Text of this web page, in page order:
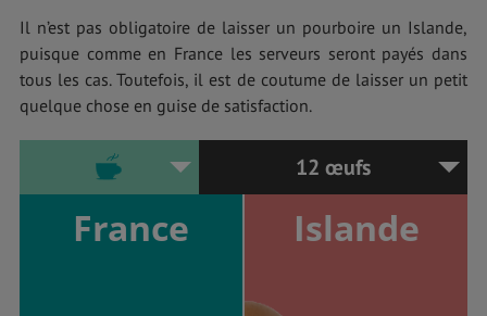
Il n’est pas obligatoire de laisser un pourboire un Islande,
puisque comme en France les serveurs seront payés dans
tous les cas. Toutefois, il est de coutume de laisser un petit
quelque chose en guise de satisfaction.
12 œufs
France Islande